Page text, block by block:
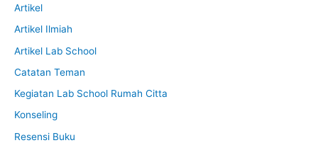
Artikel
Artikel Ilmiah
Artikel Lab School
Catatan Teman
Kegiatan Lab School Rumah Citta
Konseling
Resensi Buku